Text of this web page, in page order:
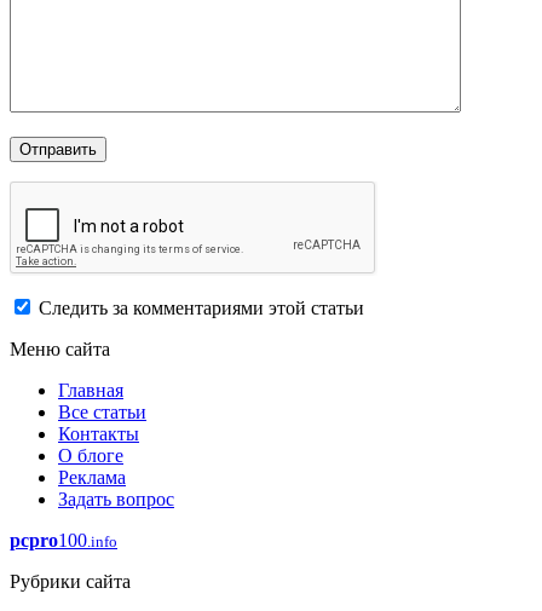
Следить за комментариями этой статьи
Меню сайта
Главная
Все статьи
Контакты
О блоге
Реклама
Задать вопрос
pcpro100.info
Рубрики сайта